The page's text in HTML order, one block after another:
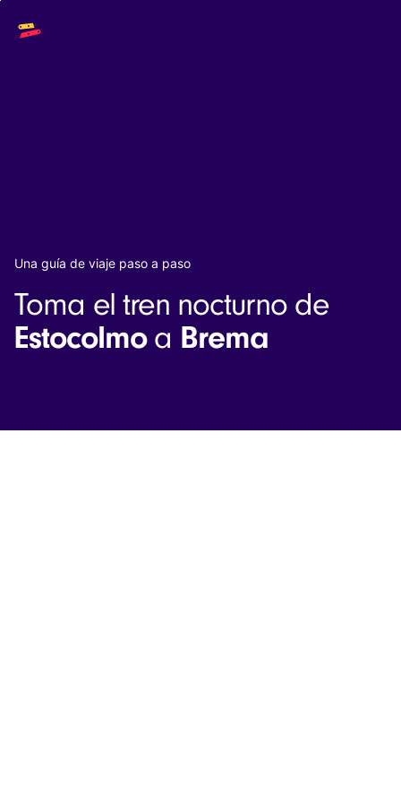
navigation
The API
Book a trip
Interrail passes
Eurail passes
Help & Support
Una guía de viaje paso a paso
Toma el tren nocturno de
Estocolmoa Brema